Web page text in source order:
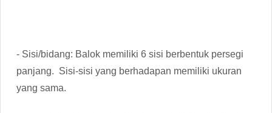
- Sisi/bidang: Balok memiliki 6 sisi berbentuk persegi
panjang. Sisi-sisi yang berhadapan memiliki ukuran
yang sama.